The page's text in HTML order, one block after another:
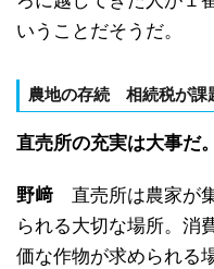
いうことだそうだ。
農地の存続 相続税が課
直売所の充実は大事だ。
野﨑 直売所は農家が
られる大切な場所。消
価な作物が求められる